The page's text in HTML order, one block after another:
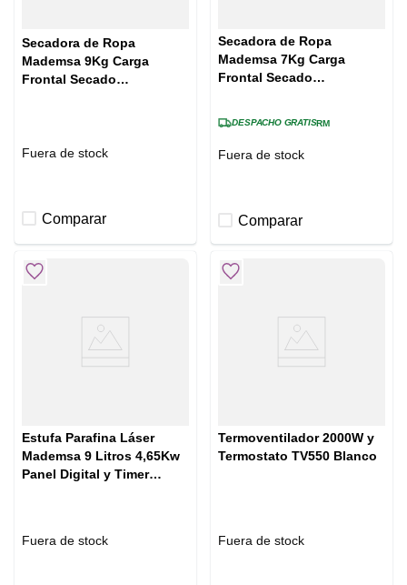
Secadora de Ropa
Mademsa 9Kg Carga
Frontal Secado
Fuera de stock
Comparar
Secadora de Ropa
Mademsa 7Kg Carga
Frontal Secado
DESPACHO GRATISRM
Fuera de stock
Comparar
Estufa Parafina Láser
Mademsa 9 Litros 4,65Kw
Panel Digital y Timer
Fuera de stock
Termoventilador 2000W y
Termostato TV550 Blanco
Fuera de stock